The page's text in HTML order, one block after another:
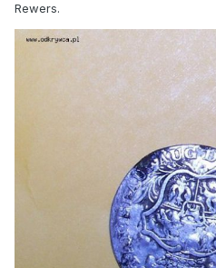
Rewers.